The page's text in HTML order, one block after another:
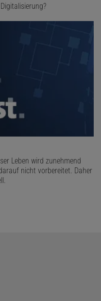
Leben wird zunehmend
nicht vorbereitet. Daher